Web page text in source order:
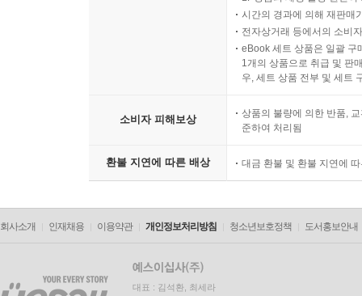
시간의 경과에 의해 재판매
전자상거래 등에서의 소비
eBook 세트 상품은 일괄 구
1개의 상품으로 취급 및 판
우, 세트 상품 전부 및 세트
소비자 피해보상
상품의 불량에 의한 반품,
준하여 처리됨
환불 지연에 따른 배상 대금 환불 및 환불 지연에
회사소개 인재채용 이용약관 개인정보처리방침 청소년보호정책 도서홍보안내
대표 : 김석환, 최세라